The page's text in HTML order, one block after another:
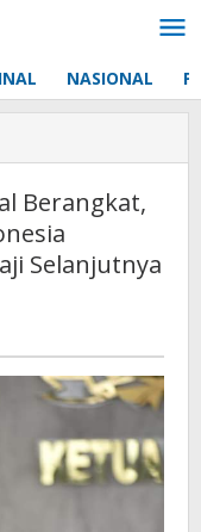
NASIONAL
Berangkat,
Selanjutnya